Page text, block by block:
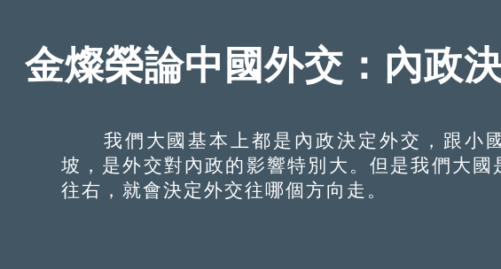
金燦榮論中國外交：內政
我們大國基本上都是內政決定外交，跟小
坡，是外交對內政的影響特別大。但是我們大
往右，就會決定外交往哪個方向走。